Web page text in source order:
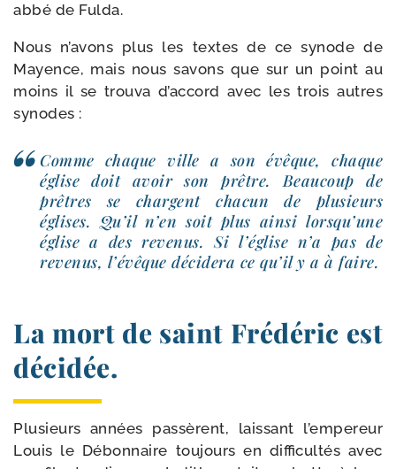
abbé de Fulda.
Nous n’avons plus les textes de ce synode de
Mayence, mais nous savons que sur un point au
moins il se trou­va d’accord avec les trois autres
synodes :
Comme chaque ville a son évêque, chaque
église doit avoir son prêtre. Beaucoup de
prêtres se chargent cha­cun de plu­sieurs
églises. Qu’il n’en soit plus ain­si lorsqu’une
église a des reve­nus. Si l’église n’a pas de
reve­nus, l’évêque déci­de­ra ce qu’il y a à faire.
La mort de saint Frédéric est
décidée.
Plusieurs années pas­sèrent, lais­sant l’empereur
Louis le Débon­naire tou­jours en dif­fi­cul­tés avec